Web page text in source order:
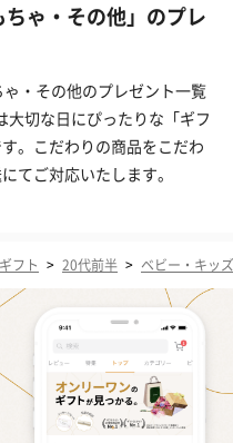
ちゃ・その他」のプレ
・その他のプレゼント一覧
切な日にぴったりな「ギフ
。こだわりの商品をこだわ
てご対応いたします。
フト > 20代前半 > ベビー・キッズ